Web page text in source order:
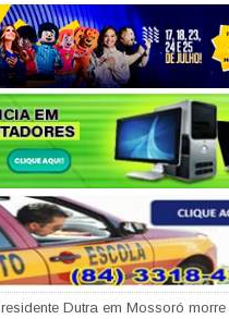
Dutra em Mossoró morre